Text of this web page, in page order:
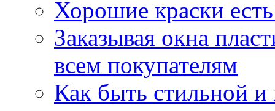
Хорошие краски
Заказывая окна
всем покупателям
Как быть стильной